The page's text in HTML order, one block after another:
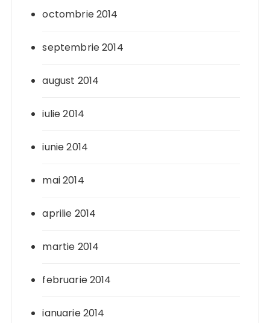
octombrie 2014
septembrie 2014
august 2014
iulie 2014
iunie 2014
mai 2014
aprilie 2014
martie 2014
februarie 2014
ianuarie 2014